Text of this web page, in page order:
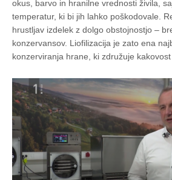
okus, barvo in hranilne vrednosti živila,
temperatur, ki bi jih lahko poškodovale.
hrustljav izdelek z dolgo obstojnostjo –
konzervansov. Liofilizacija je zato ena
konzerviranja hrane, ki združuje kakovost